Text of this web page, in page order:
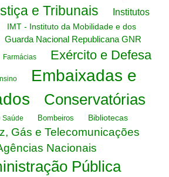
e Tribunais
Institutos
IMT - Instituto da Mobilidade e dos
Guarda Nacional Republicana GNR
Farmácias Exército e Defesa
Embaixadas e
Conservatórias
Saúde Bombeiros Bibliotecas
Gás e Telecomunicações
Nacionais
Pública